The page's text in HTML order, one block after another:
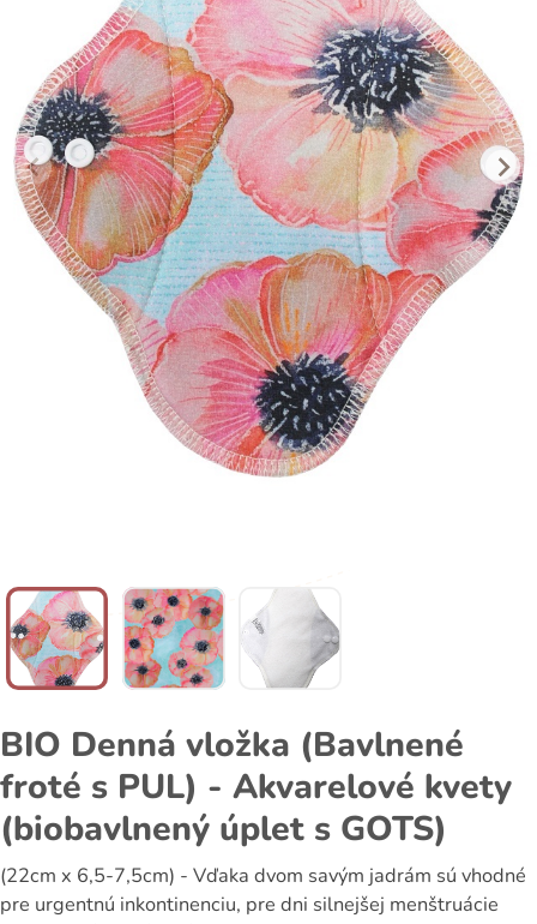
BIO Denná vložka (Bavlnené
froté s PUL) - Akvarelové kvety
(biobavlnený úplet s GOTS)
(22cm x 6,5-7,5cm) - Vďaka dvom savým jadrám sú vhodné
pre urgentnú inkontinenciu, pre dni silnejšej menštruácie